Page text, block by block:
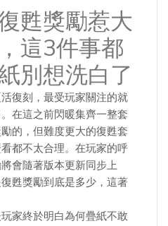
甦獎勵惹大
這3件事都
別想洗白了
復刻，最受玩家關注的就
在這之前閃暖集齊一整套
的，但難度更大的復甦套
都不太合理。在玩家的呼
會隨著版本更新同步上
甦獎勵到底是多少，這著
家終於明白為何疊紙不敢